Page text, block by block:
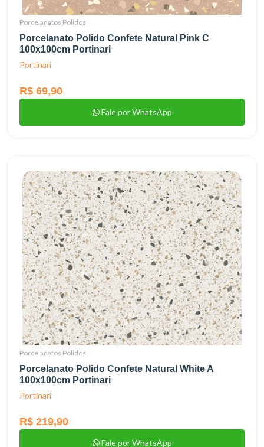
Porcelanatos Polidos
Porcelanato Polido Confete Natural Pink C
100x100cm Portinari
Portinari
R$ 69,90
Fale por WhatsApp
Porcelanatos Polidos
Porcelanato Polido Confete Natural White A
100x100cm Portinari
Portinari
R$ 219,90
Fale por WhatsApp